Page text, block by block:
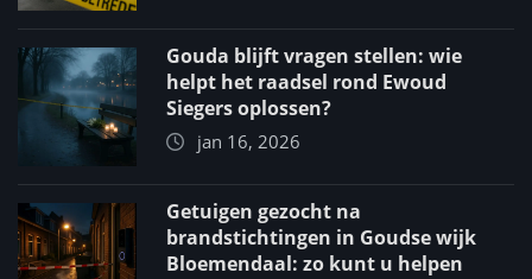
Gouda blijft vragen stellen: wie
helpt het raadsel rond Ewoud
Siegers oplossen?
jan 16, 2026
Getuigen gezocht na
brandstichtingen in Goudse wijk
Bloemendaal: zo kunt u helpen